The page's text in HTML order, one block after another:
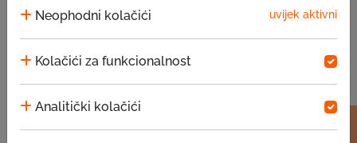
Neophodni kolačići uvijek aktivni
Kolačići za funkcionalnost
Analitički kolačići
EKI donacija u JU za predškolsko vaspitanje i ...
15.07.2026